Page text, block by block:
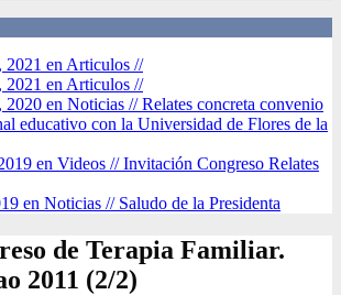
2021 en Articulos //
2021 en Articulos //
2020 en Noticias //Relates concreta convenio
educativo con la Universidad de Flores de la
en Videos //Invitación Congreso Relates
en Noticias // Saludo de la Presidenta
de Terapia Familiar.
2011 (2/2)